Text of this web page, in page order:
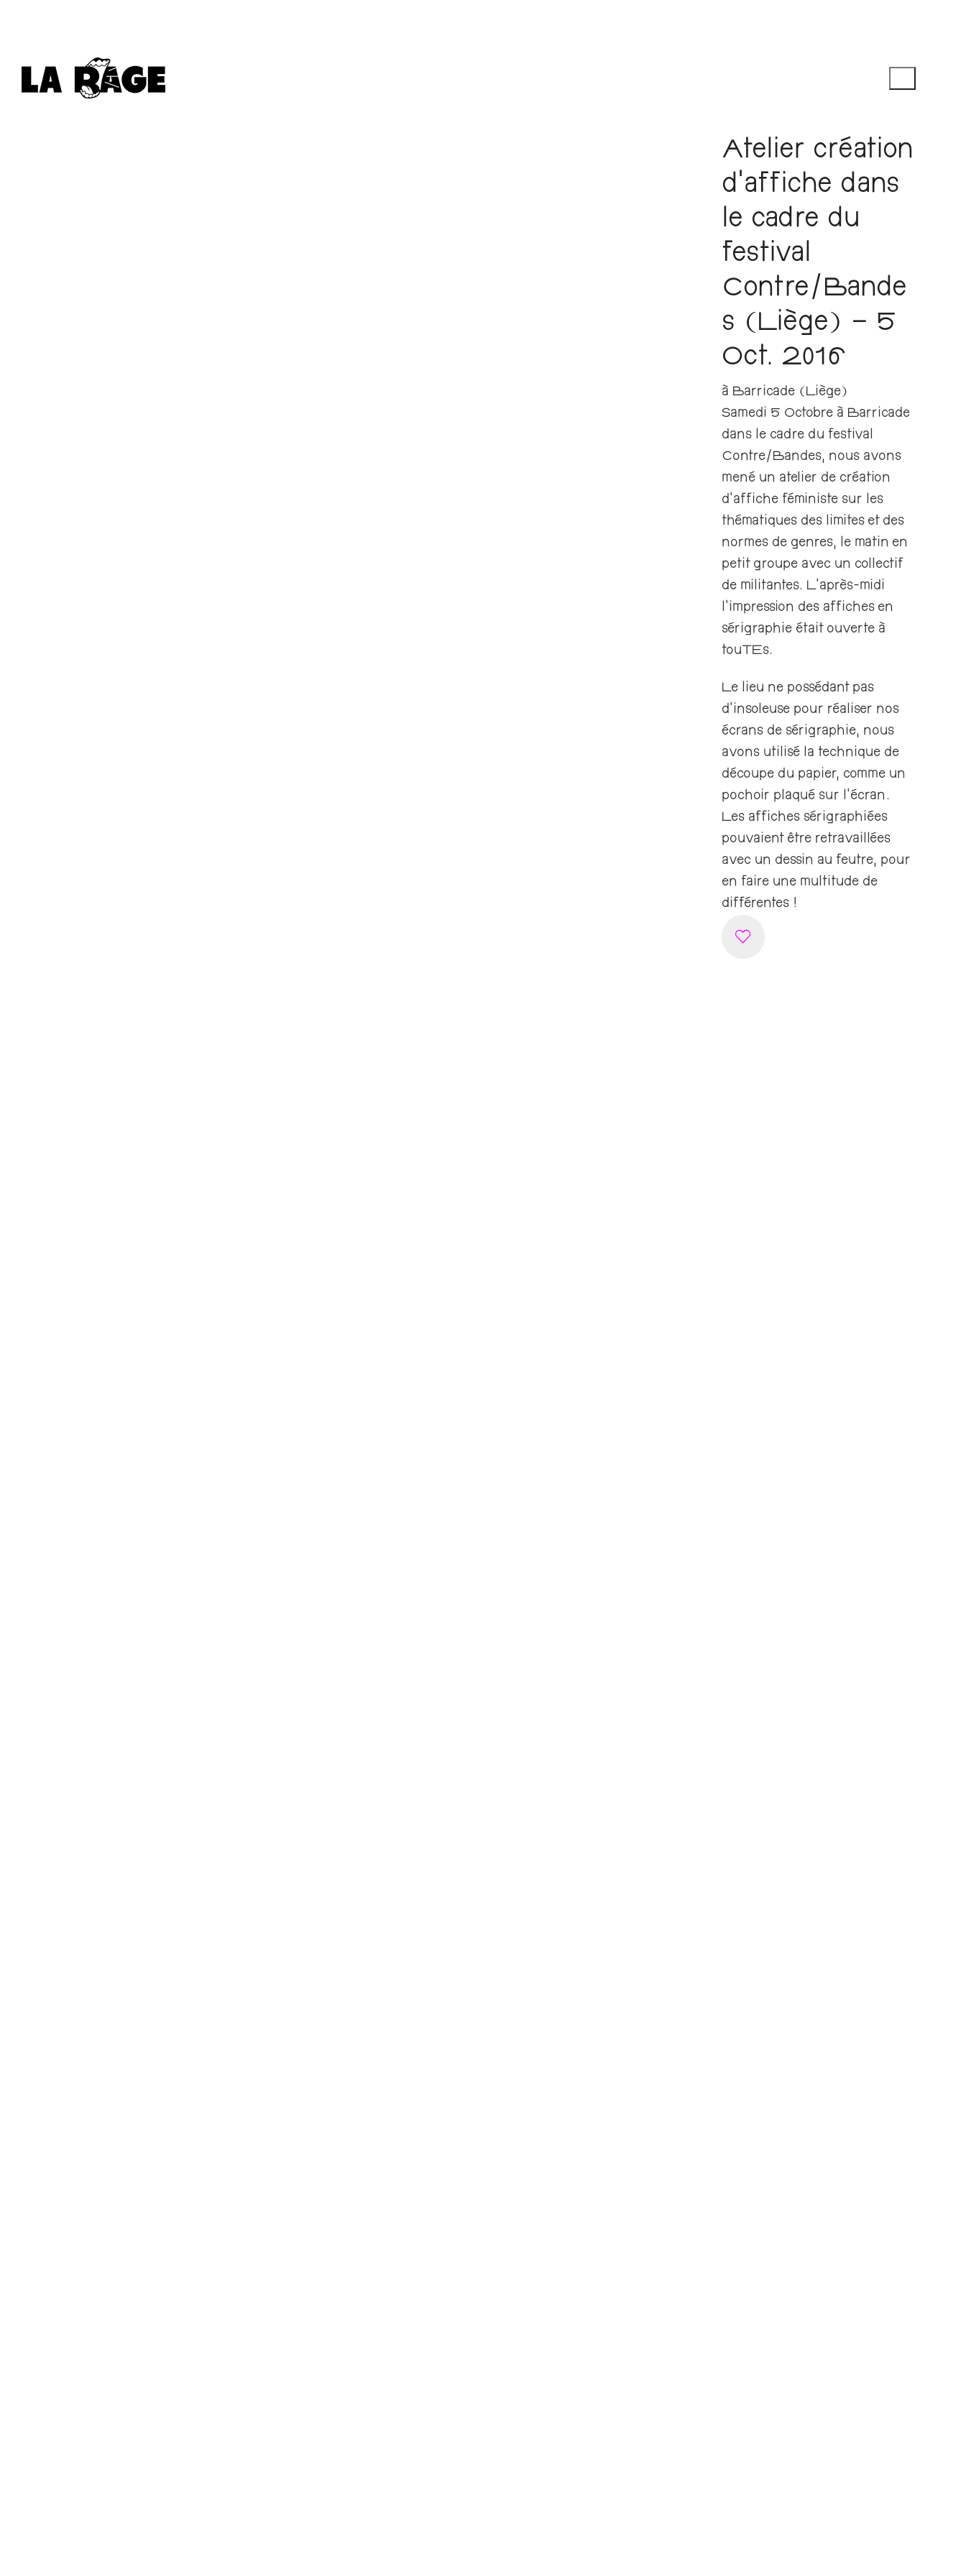
Atelier création
d’affiche dans
le cadre du
festival
Contre/Bande
s (Liège) – 5
Oct. 2016
à Barricade (Liège)
Samedi 5 Octobre à Barricade
dans le cadre du festival
Contre/Bandes, nous avons
mené un atelier de création
d’affiche féministe sur les
thématiques des limites et des
normes de genres, le matin en
petit groupe avec un collectif
de militantes. L’après-midi
l’impression des affiches en
sérigraphie était ouverte à
touTEs.
Le lieu ne possédant pas
d’insoleuse pour réaliser nos
écrans de sérigraphie, nous
avons utilisé la technique de
découpe du papier, comme un
pochoir plaqué sur l’écran.
Les affiches sérigraphiées
pouvaient être retravaillées
avec un dessin au feutre, pour
en faire une multitude de
différentes !